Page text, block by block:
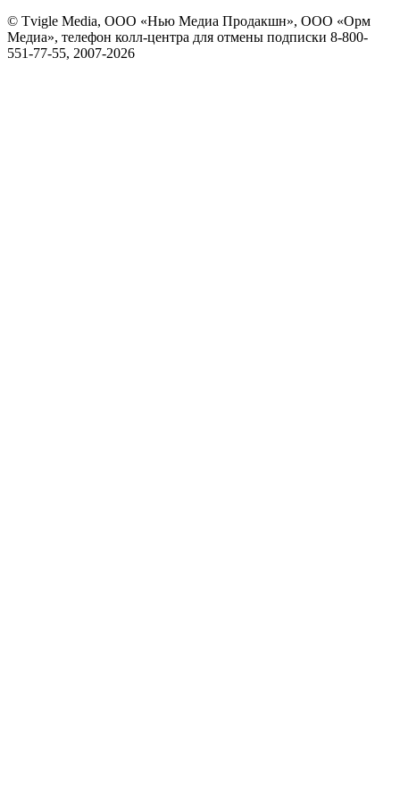
© Tvigle Media, ООО «Нью Медиа Продакшн», ООО «Орм
Медиа», телефон колл-центра для отмены подписки 8-800-
551-77-55, 2007-2026